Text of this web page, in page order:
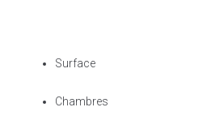
Surface
Chambres